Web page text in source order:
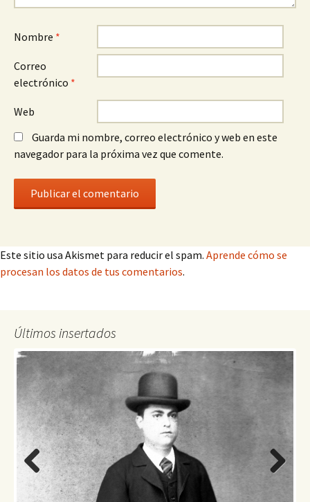
Nombre *
Correo
electrónico *
Web
Guarda mi nombre, correo electrónico y web en este
navegador para la próxima vez que comente.
Este sitio usa Akismet para reducir el spam. Aprende cómo se
procesan los datos de tus comentarios.
Últimos insertados
Previo
us